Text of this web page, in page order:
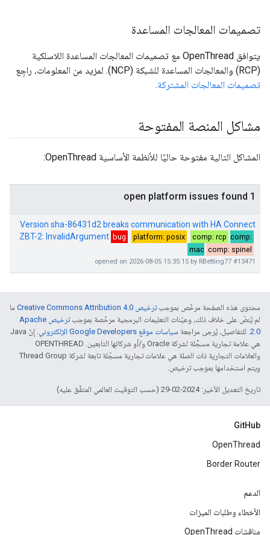
تصميمات المعالجات المساعدة
يتوافق OpenThread مع تصميمات المعالجات المساعدة اللاسلكية
(RCP) والمعالجات المساعدة للشبكة (NCP). لمزيد من المعلومات، راجِع
تصميمات المعالجات المشتركة.
مشاكل المنصة المفتوحة
المشاكل التالية مفتوحة حاليًا للأنظمة الأساسية OpenThread:
محتوى هذه الصفحة مرخّص بموجبترخيص Creative Commons Attribution 4.0‏
ما
لم يُنصّ على خلاف ذلك، وعيّنات التعليمات البرمجية مرخّصة بموجب
ترخيص Apache
2.0‏. للتفاصيل، يُرجى مراجعة سياسات موقع Google Developers الإلكتروني
. إنّ Java
هي علامة تجارية مسجَّلة لشركة Oracle و/أو شركائها التابعين. ‫OPENTHREAD
والعلامات التجارية ذات الصلة هي علامات تجارية مسجّلة تابعة لشركة Thread Group
ويتم استخدامها بموجب ترخيص.
تاريخ التعديل الأخير: 2024-02-29 (حسب التوقيت العالمي المتفَّق عليه)
GitHub
OpenThread
Border Router
الدعم
الأخطاء وطلبات الميزات
مناقشات OpenThread